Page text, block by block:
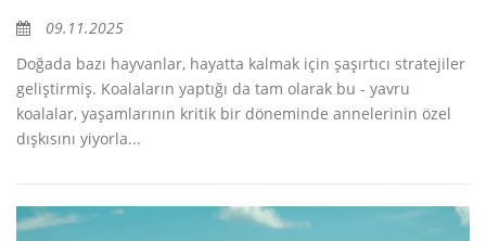
09.11.2025
Doğada bazı hayvanlar, hayatta kalmak için şaşırtıcı stratejiler
geliştirmiş. Koalaların yaptığı da tam olarak bu - yavru
koalalar, yaşamlarının kritik bir döneminde annelerinin özel
dışkısını yiyorla...